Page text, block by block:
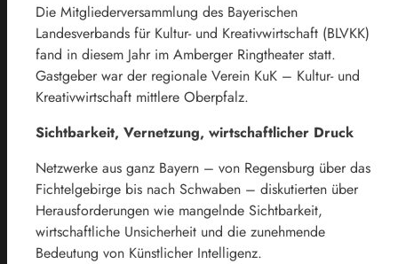
Die Mitgliederversammlung des Bayerischen
Landesverbands für Kultur- und Kreativwirtschaft (BLVKK)
fand in diesem Jahr im Amberger Ringtheater statt.
Gastgeber war der regionale Verein KuK – Kultur- und
Kreativwirtschaft mittlere Oberpfalz.
Sichtbarkeit, Vernetzung, wirtschaftlicher Druck
Netzwerke aus ganz Bayern – von Regensburg über das
Fichtelgebirge bis nach Schwaben – diskutierten über
Herausforderungen wie mangelnde Sichtbarkeit,
wirtschaftliche Unsicherheit und die zunehmende
Bedeutung von Künstlicher Intelligenz.